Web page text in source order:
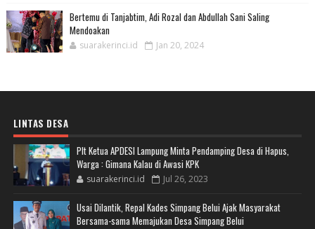
Bertemu di Tanjabtim, Adi Rozal dan Abdullah Sani Saling
Mendoakan
suarakerinci.id Jan 20, 2024
LINTAS DESA
Plt Ketua APDESI Lampung Minta Pendamping Desa di Hapus,
Warga : Gimana Kalau di Awasi KPK
suarakerinci.id Jul 26, 2023
Usai Dilantik, Repal Kades Simpang Belui Ajak Masyarakat
Bersama-sama Memajukan Desa Simpang Belui